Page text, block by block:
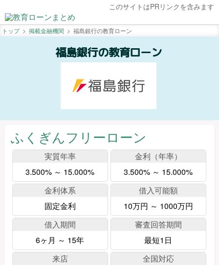
このサイトはPRリンクを含みます
トップ 掲載金融機関 福島銀行の教育ローン
福島銀行の教育ローン
ふくぎんフリーローン
実質年率
3.500% ～ 15.000%
金利（年率）
3.500% ～ 15.000%
金利体系
固定金利
借入可能額
10万円 ～ 1000万円
借入期間
6ヶ月 ～ 15年
審査回答期間
最短1日
来店
全国対応